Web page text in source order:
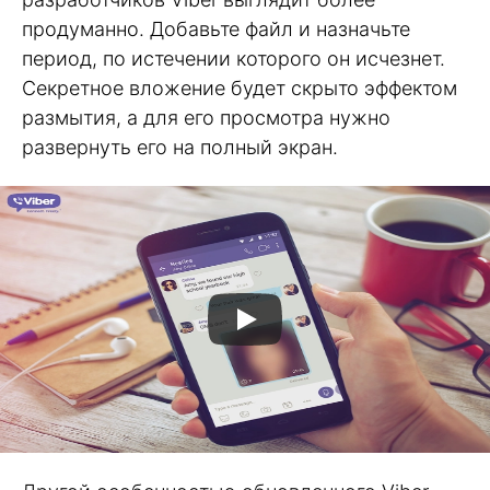
продуманно. Добавьте файл и назначьте
период, по истечении которого он исчезнет.
Секретное вложение будет скрыто эффектом
размытия, а для его просмотра нужно
развернуть его на полный экран.